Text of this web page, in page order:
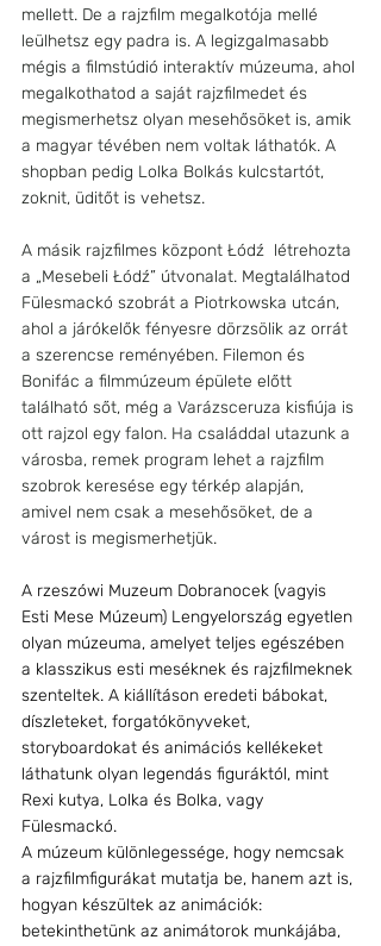
mellett. De a rajzfilm megalkotója mellé
leülhetsz egy padra is. A legizgalmasabb
mégis a filmstúdió interaktív múzeuma, ahol
megalkothatod a saját rajzfilmedet és
megismerhetsz olyan mesehősöket is, amik
a magyar tévében nem voltak láthatók. A
shopban pedig Lolka Bolkás kulcstartót,
zoknit, üditőt is vehetsz.
A másik rajzfilmes központ Łódź  létrehozta
a „Mesebeli Łódź” útvonalat. Megtalálhatod
Fülesmackó szobrát a Piotrkowska utcán,
ahol a járókelők fényesre dörzsölik az orrát
a szerencse reményében. Filemon és
Bonifác a filmmúzeum épülete előtt
található sőt, még a Varázsceruza kisfiúja is
ott rajzol egy falon. Ha családdal utazunk a
városba, remek program lehet a rajzfilm
szobrok keresése egy térkép alapján,
amivel nem csak a mesehősöket, de a
várost is megismerhetjük.
A rzeszówi Muzeum Dobranocek (vagyis
Esti Mese Múzeum) Lengyelország egyetlen
olyan múzeuma, amelyet teljes egészében
a klasszikus esti meséknek és rajzfilmeknek
szenteltek. A kiállításon eredeti bábokat,
díszleteket, forgatókönyveket,
storyboardokat és animációs kellékeket
láthatunk olyan legendás figuráktól, mint
Rexi kutya, Lolka és Bolka, vagy
Fülesmackó.
A múzeum különlegessége, hogy nemcsak
a rajzfilmfigurákat mutatja be, hanem azt is,
hogyan készültek az animációk:
betekinthetünk az animátorok munkájába,